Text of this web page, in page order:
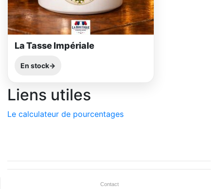
La Tasse Impériale
En stock
Liens utiles
Le calculateur de pourcentages
Contact